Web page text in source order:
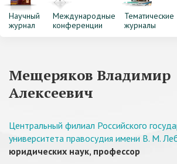
Научный
журнал
Международные
конференции
Тематические
журналы
Мещеряков Владимир
Алексеевич
Центральный филиал Российского
университета правосудия имени В. М.
юридических наук, профессор